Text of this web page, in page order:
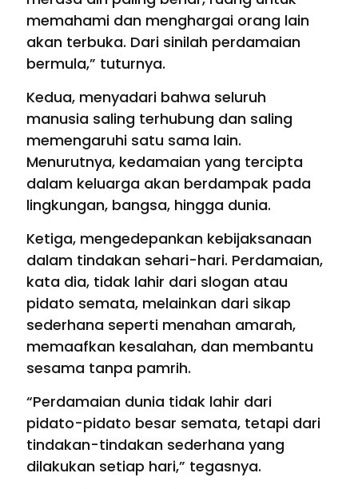
memahami dan menghargai orang lain
akan terbuka. Dari sinilah perdamaian
bermula,” tuturnya.
Kedua, menyadari bahwa seluruh
manusia saling terhubung dan saling
memengaruhi satu sama lain.
Menurutnya, kedamaian yang tercipta
dalam keluarga akan berdampak pada
lingkungan, bangsa, hingga dunia.
Ketiga, mengedepankan kebijaksanaan
dalam tindakan sehari-hari. Perdamaian,
kata dia, tidak lahir dari slogan atau
pidato semata, melainkan dari sikap
sederhana seperti menahan amarah,
memaafkan kesalahan, dan membantu
sesama tanpa pamrih.
“Perdamaian dunia tidak lahir dari
pidato-pidato besar semata, tetapi dari
tindakan-tindakan sederhana yang
dilakukan setiap hari,” tegasnya.